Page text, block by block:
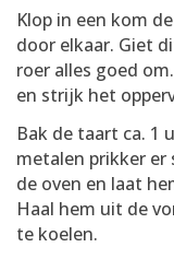
Klop in een kom
door elkaar. Giet
roer alles goed
en strijk het
Bak de taart ca. 1
metalen prikker
de oven en laat
Haal hem uit de
te koelen.